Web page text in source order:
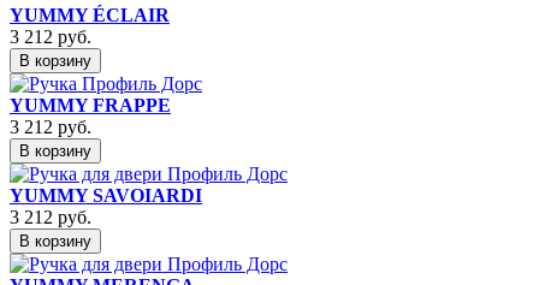
YUMMY ÉCLAIR
3 212 руб.
В корзину
YUMMY FRAPPE
3 212 руб.
В корзину
YUMMY SAVOIARDI
3 212 руб.
В корзину